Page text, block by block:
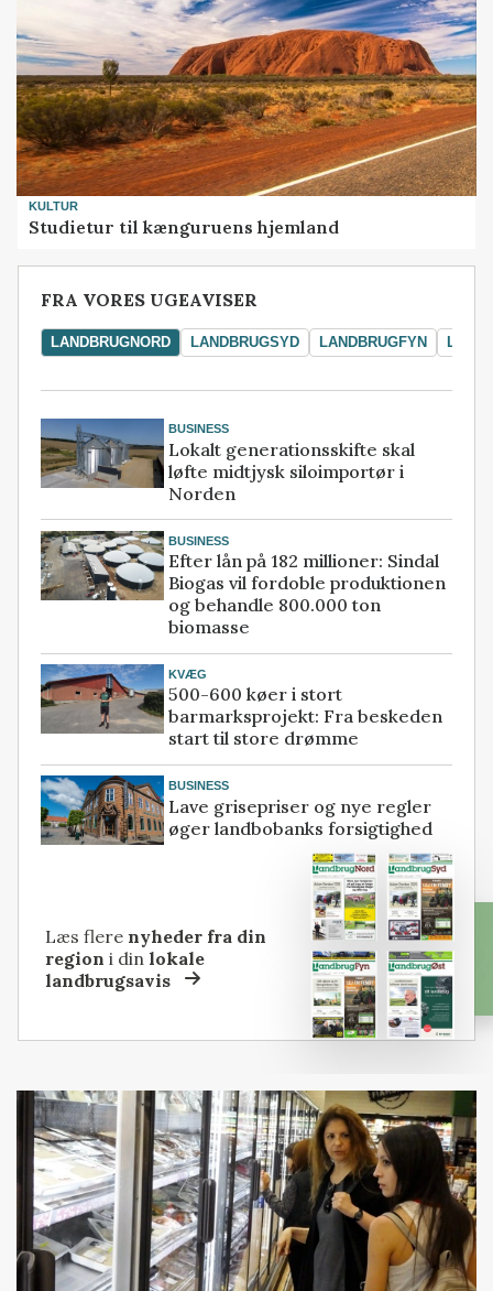
KULTUR
Studietur til kænguruens hjemland
FRA VORES UGEAVISER
LANDBRUGNORD LANDBRUGSYD LANDBRUGFYN
BUSINESS
Lokalt generationsskifte skal
løfte midtjysk siloimportør i
Norden
BUSINESS
Efter lån på 182 millioner: Sindal
Biogas vil fordoble produktionen
og behandle 800.000 ton
biomasse
KVÆG
500-600 køer i stort
barmarksprojekt: Fra beskeden
start til store drømme
BUSINESS
Lave grisepriser og nye regler
øger landbobanks forsigtighed
Læs flere nyheder fra din
region i dinlokale
landbrugsavis